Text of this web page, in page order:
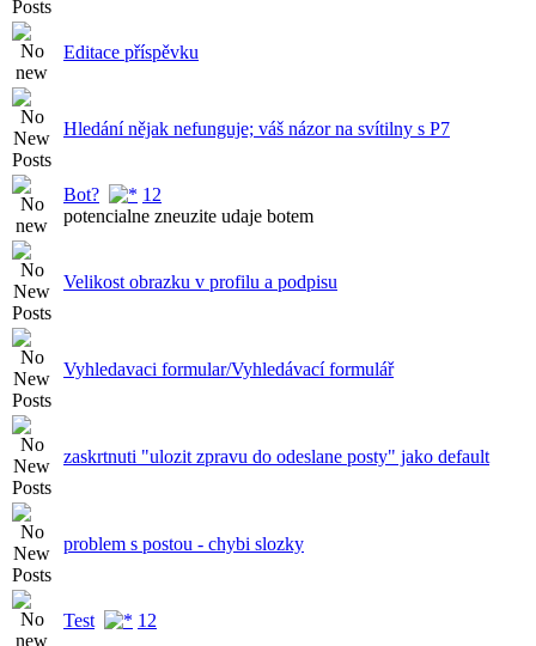
Editace příspěvku
Hledání nějak nefunguje; váš názor na svítilny s P7
Bot? 1 2
potencialne zneuzite udaje botem
Velikost obrazku v profilu a podpisu
Vyhledavaci formular/Vyhledávací formulář
zaskrtnuti "ulozit zpravu do odeslane posty" jako default
problem s postou - chybi slozky
Test 1 2